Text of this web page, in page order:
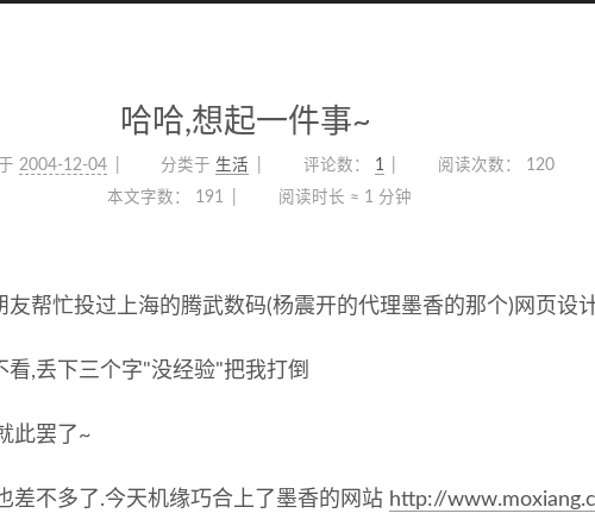
哈哈,想起一件事~
2004-12-04 分类于 生活 评论数： 1 阅读次数：
120
本文字数：
191 阅读时长 ≈ 1 分钟
帮忙投过上海的腾武数码(杨震开的代理墨香的那个)网页设
,丢下三个字"没经验"把我打倒
此罢了~
差不多了.今天机缘巧合上了墨香的网站 http://